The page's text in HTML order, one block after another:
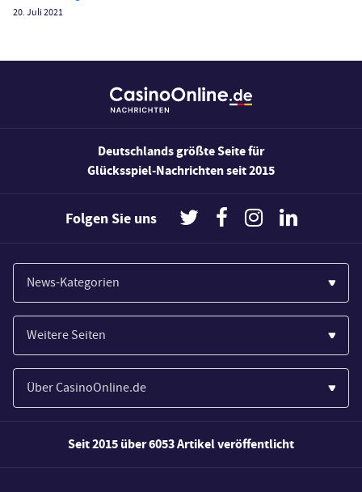
20. Juli 2021
Deutschlands größte Seite für
Glücksspiel-Nachrichten seit 2015
Folgen Sie uns
News-Kategorien
Casinos
Wirtschaft
Spiele
Weitere Seiten
Paypal Casinos
Novoline Casinos
Merkur Casinos
Über CasinoOnline.de
Seit 2015 über 6053 Artikel veröffentlicht